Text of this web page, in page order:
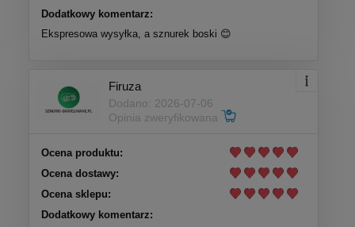
Dodatkowy komentarz:
Ekspresowa wysyłka, a sznurek boski 😊
Firuza
Dodano: 2026-07-06
Opinia zweryfikowana
Ocena produktu:
Ocena dostawy:
Ocena sklepu:
Dodatkowy komentarz: